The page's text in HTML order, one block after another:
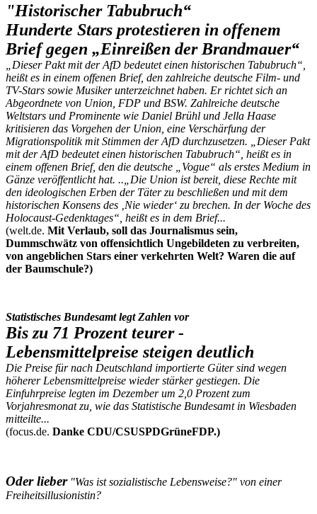
"Historischer Tabubruch“
Hunderte Stars protestieren in offenem
Brief gegen „Einreißen der Brandmauer“
„Dieser Pakt mit der AfD bedeutet einen historischen Tabubruch“,
heißt es in einem offenen Brief, den zahlreiche deutsche Film- und
TV-Stars sowie Musiker unterzeichnet haben. Er richtet sich an
Abgeordnete von Union, FDP und BSW. Zahlreiche deutsche
Weltstars und Prominente wie Daniel Brühl und Jella Haase
kritisieren das Vorgehen der Union, eine Verschärfung der
Migrationspolitik mit Stimmen der AfD durchzusetzen. „Dieser Pakt
mit der AfD bedeutet einen historischen Tabubruch“, heißt es in
einem offenen Brief, den die deutsche „Vogue“ als erstes Medium in
Gänze veröffentlicht hat. ..„Die Union ist bereit, diese Rechte mit
den ideologischen Erben der Täter zu beschließen und mit dem
historischen Konsens des ‚Nie wieder‘ zu brechen. In der Woche des
Holocaust-Gedenktages“, heißt es in dem Brief...
(welt.de. Mit Verlaub, soll das Journalismus sein,
Dummschwätz von offensichtlich Ungebildeten zu verbreiten,
von angeblichen Stars einer verkehrten Welt? Waren die auf
der Baumschule?)
Statistisches Bundesamt legt Zahlen vor
Bis zu 71 Prozent teurer -
Lebensmittelpreise steigen deutlich
Die Preise für nach Deutschland importierte Güter sind wegen
höherer Lebensmittelpreise wieder stärker gestiegen. Die
Einfuhrpreise legten im Dezember um 2,0 Prozent zum
Vorjahresmonat zu, wie das Statistische Bundesamt in Wiesbaden
mitteilte...
(focus.de. Danke CDU/CSUSPDGrüneFDP.)
Oder lieber"Was ist sozialistische Lebensweise?" von einer
Freiheitsillusionistin?